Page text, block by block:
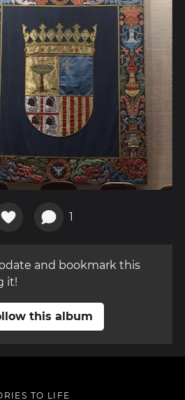
1
and bookmark this
it!
this album
TO LIFE